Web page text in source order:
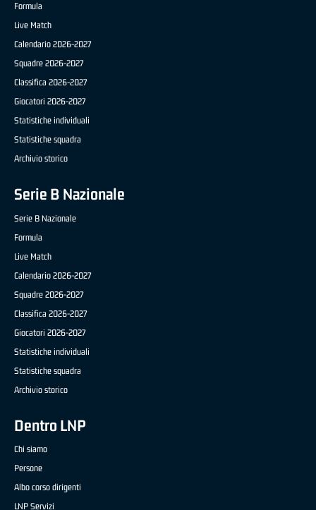
Formula
Live Match
Calendario 2026-2027
Squadre 2026-2027
Classifica 2026-2027
Giocatori 2026-2027
Statistiche individuali
Statistiche squadra
Archivio storico
Serie B Nazionale
Serie B Nazionale
Formula
Live Match
Calendario 2026-2027
Squadre 2026-2027
Classifica 2026-2027
Giocatori 2026-2027
Statistiche individuali
Statistiche squadra
Archivio storico
Dentro LNP
Chi siamo
Persone
Albo corso dirigenti
LNP Servizi